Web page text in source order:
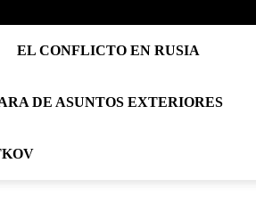
EL CONFLICTO EN RUSIA
DE ASUNTOS EXTERIORES